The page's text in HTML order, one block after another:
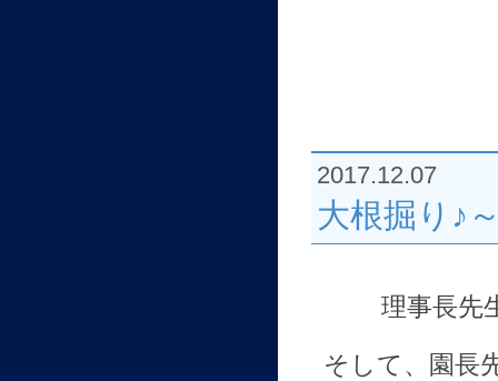
2017.12.07
大根掘り♪
理事長先
そして、園長